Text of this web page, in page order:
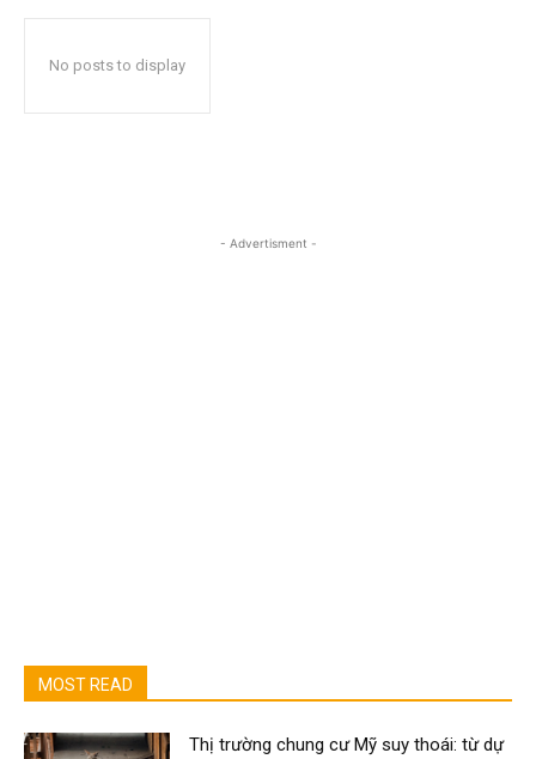
No posts to display
- Advertisment -
MOST READ
Thị trường chung cư Mỹ suy thoái: từ dự